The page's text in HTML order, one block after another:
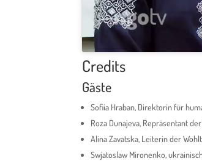
Credits
Gäste
Sofiia Hraban, Direktorin für
Roza Dunajeva, Repräsentant
Alina Zavatska, Leiterin der
Swjatoslaw Mironenko,